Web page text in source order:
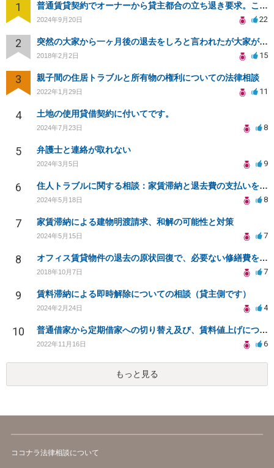
1 普通賃貸契約でオーナーから貸主都合の立ち退き要求。このまま住み続けるには？
2024年9月20日 22
2 突然の大家から一ヶ月後の退去をしろと言われたが大家が損害請求に応じない
2018年2月2日 15
3 親子間の住居トラブルと所有物の権利についての法律相談
2022年1月29日 11
4 土地の使用貸借契約に付いてです。
2024年7月23日 8
5 弁護士と連絡が取れない
2024年3月5日 9
6 住人トラブルに関する相談：家賃滞納と退去費の支払いを拒否され、管理鍵の横領も発生
2024年5月18日 8
7 家賃滞納による建物明渡請求、和解の可能性と対策
2024年5月15日 7
8 オフィス賃貸物件の退去の原状回復で、必要ない修繕費を請求されている
2018年10月7日 7
9 賃料滞納による即時解除についての相談（貸主側です）
2024年2月24日 4
10 普通借家から定期借家への切り替え及び、賃料値上げについて
2022年11月16日 6
もっと見る
ココナラ法律相談について